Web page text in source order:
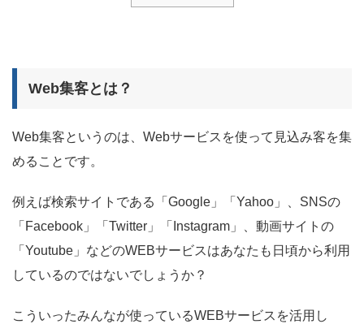
Web集客とは？
Web集客というのは、Webサービスを使って見込み客を集
めることです。
例えば検索サイトである「Google」「Yahoo」、SNSの
「Facebook」「Twitter」「Instagram」、動画サイトの
「Youtube」などのWEBサービスはあなたも日頃から利用
しているのではないでしょうか？
こういったみんなが使っているWEBサービスを活用し